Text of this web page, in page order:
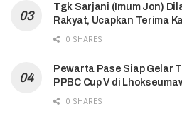
Tgk Sarjani (Imum Jon)
Rakyat, Ucapkan Terima
0 SHARES
Pewarta Pase Siap Gelar
PPBC Cup V di
0 SHARES